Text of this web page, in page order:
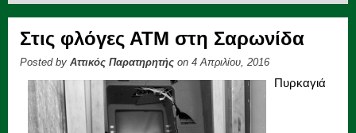
Στις φλόγες ΑΤΜ στη Σαρωνίδα
Posted by Αττικός Παρατηρητής on 4 Απριλίου, 2016
Πυρκαγιά